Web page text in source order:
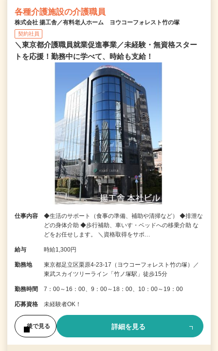
各種介護施設の介護職員
株式会社 揚工舎／有料老人ホーム ヨウコーフォレスト竹の塚
契約社員
＼東京都介護職員就業促進事業／未経験・無資格スター
トを応援！勤務中に学べて、時給も支給！
仕事内容
◆生活のサポート（食事の準備、補助や清掃など） ◆排泄な
どの身体介助 ◆歩行補助、車いす・ベッドへの移乗介助 な
どをお任せします。 ＼資格取得をサポ…
給与 時給1,300円
勤務地
東京都足立区栗原4-23-17（ヨウコーフォレスト竹の塚）／
東武スカイツリーライン「竹ノ塚駅」徒歩15分
勤務時間 7：00～16：00、9：00～18：00、10：00～19：00
応募資格 未経験者OK！
後で見る 詳細を見る